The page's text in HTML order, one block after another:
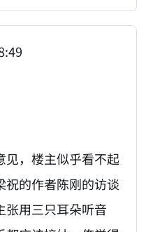
见，楼主似乎看不起
祝的作者陈刚的访谈
张用三只耳朵听音